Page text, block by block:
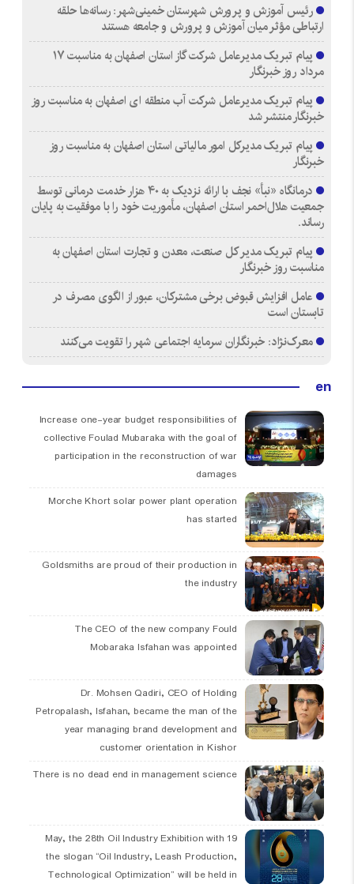
رئیس آموزش و پرورش شهرستان خمینی‌شهر: رسانه‌ها حلقه
ارتباطی مؤثر میان آموزش و پرورش و جامعه هستند
پیام تبریک مدیرعامل شرکت گاز استان اصفهان به مناسبت ۱۷
مرداد روز خبرنگار
پیام تبریک مدیرعامل شرکت آب منطقه ای اصفهان به مناسبت روز
خبرنگار منتشر شد
پیام تبریک مدیرکل امور مالیاتی استان اصفهان به مناسبت روز
خبرنگار
درمانگاه «نبأ» نجف با ارائه نزدیک به ۴۰ هزار خدمت درمانی توسط
جمعیت هلال‌احمر استان اصفهان، مأموریت خود را با موفقیت به پایان
رساند.
پیام تبریک مدیر کل صنعت، معدن و تجارت استان اصفهان به
مناسبت روز خبرنگار
عامل افزایش قبوض برخی مشترکان، عبور از الگوی مصرف در
تابستان است
معرک‌نژاد: خبرنگاران سرمایه اجتماعی شهر را تقویت می‌کنند
en
Increase one-year budget responsibilities of
collective Foulad Mubaraka with the goal of
participation in the reconstruction of war
damages
Morche Khort solar power plant operation
has started
Goldsmiths are proud of their production in
the industry
The CEO of the new company Fould
Mobaraka Isfahan was appointed
Dr. Mohsen Qadiri, CEO of Holding
Petropalash, Isfahan, became the man of the
year managing brand development and
customer orientation in Kishor
There is no dead end in management science
19 May, the 28th Oil Industry Exhibition with
the slogan “Oil Industry, Leash Production,
Technological Optimization” will be held in